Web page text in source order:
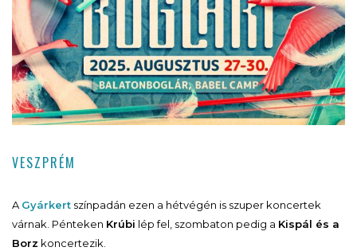
VESZPRÉM
AGyárkert színpadán ezen a hétvégén is szuper koncertek
várnak. Pénteken Krúbi lép fel, szombaton pedig a Kispál és a
Borz koncertezik.